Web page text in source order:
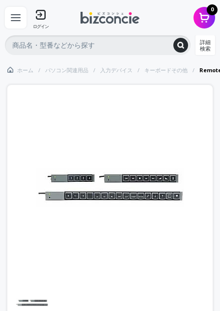
ログイン
0
詳細
検索
ホーム パソコン関連用品 入力デバイス キーボードその他